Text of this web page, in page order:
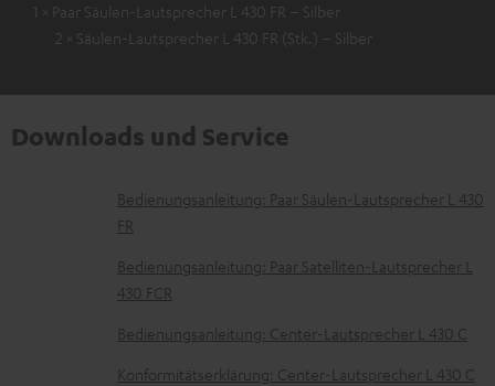
1 × Paar Säulen-Lautsprecher L 430 FR – Silber
2 × Säulen-Lautsprecher L 430 FR (Stk.) – Silber
Downloads und Service
D
o
k
u
m
e
Bedienungsanleitung: Paar Säulen-Lautsprecher L 430
FR
Bedienungsanleitung: Paar Satelliten-Lautsprecher L
430 FCR
Bedienungsanleitung: Center-Lautsprecher L 430 C
Konformitätserklärung: Center-Lautsprecher L 430 C